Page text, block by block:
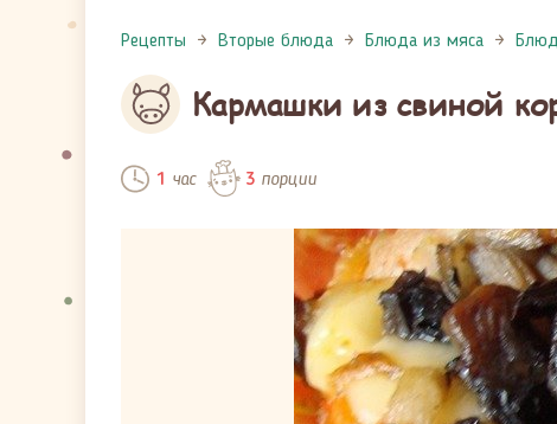
Рецепты Вторые блюда Блюда из мяса
Кармашки из свиной
1 час 3 порции